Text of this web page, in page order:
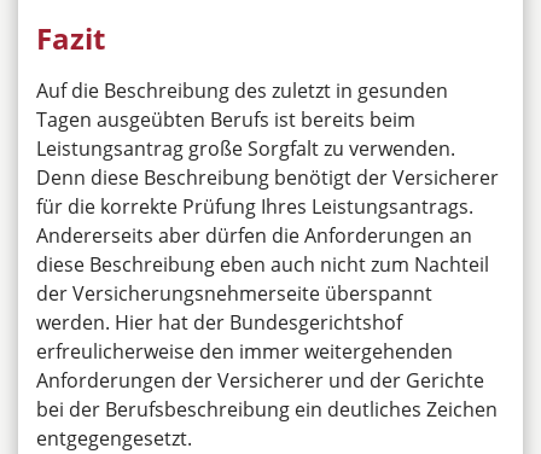
Fazit
Auf die Beschreibung des zuletzt in gesunden
Tagen ausgeübten Berufs ist bereits beim
Leistungsantrag große Sorgfalt zu verwenden.
Denn diese Beschreibung benötigt der Versicherer
für die korrekte Prüfung Ihres Leistungsantrags.
Andererseits aber dürfen die Anforderungen an
diese Beschreibung eben auch nicht zum Nachteil
der Versicherungsnehmerseite überspannt
werden. Hier hat der Bundesgerichtshof
erfreulicherweise den immer weitergehenden
Anforderungen der Versicherer und der Gerichte
bei der Berufsbeschreibung ein deutliches Zeichen
entgegengesetzt.